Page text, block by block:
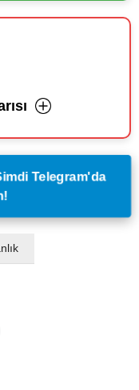
Telegram'da